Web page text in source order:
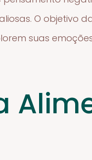
O objetivo
suas